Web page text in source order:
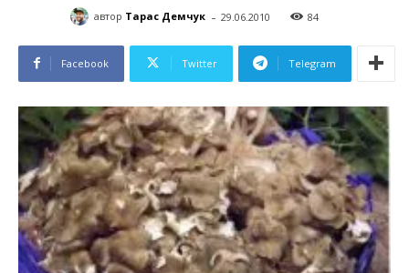
автор Тарас Демчук - 29.06.2010 84
Facebook Twitter Telegram